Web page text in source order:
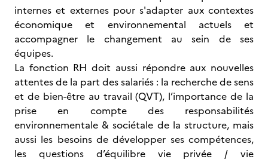
internes et externes pour s'adapter aux contextes
économique et environnemental actuels et
accompagner le changement au sein de ses
équipes.
La fonction RH doit aussi répondre aux nouvelles
attentes de la part des salariés : la recherche de sens
et de bien-être au travail (QVT), l’importance de la
prise en compte des responsabilités
environnementale & sociétale de la structure, mais
aussi les besoins de développer ses compétences,
les questions d’équilibre vie privée / vie